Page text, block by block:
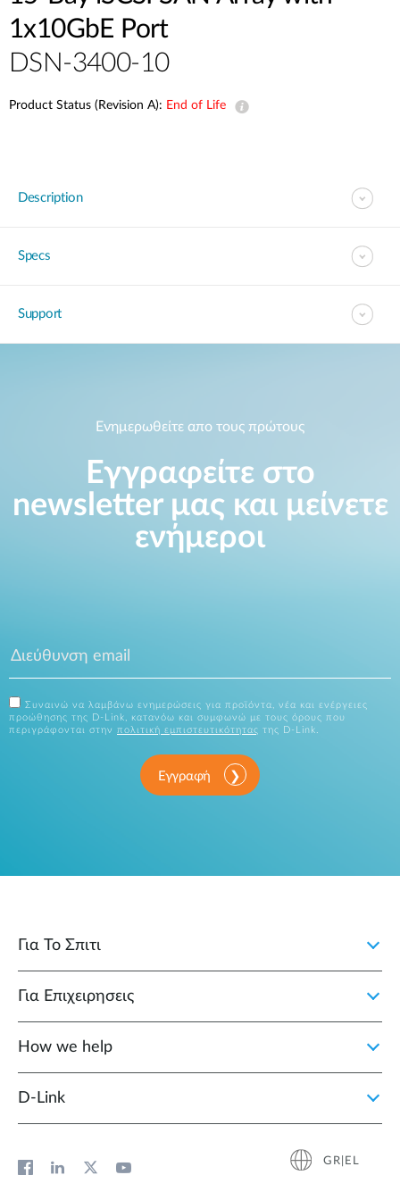
mydlink
Σημεία Πώλησης
Blog
Υποστήριξη
1x10GbE Port
DSN-3400-10
Product Status (Revision A): End of Life
Description
Specs
Support
Ενημερωθείτε απο τους πρώτους
Εγγραφείτε στο
newsletter μας και μείνετε
ενήμεροι
Συναινώ να λαμβάνω ενημερώσεις για προϊόντα, νέα και ενέργειες
προώθησης της D-Link, κατανόω και συμφωνώ με τους όρους που
περιγράφονται στην πολιτική εμπιστευτικότητας της D-Link.
Εγγραφή
Για Το Σπιτι
Για Επιχειρησεις
How we help
D‑Link
GR|EL